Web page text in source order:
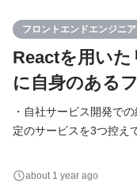
フロントエンドエンジニア
Reactを用い
に自身のある
・自社サービス開発で
定のサービスを3つ控え
ていくため、新規事業
about 1 year ago